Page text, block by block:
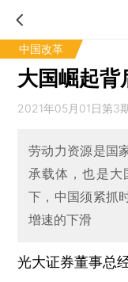
中国改革
大国崛起背
2021年05月01日第3
劳动力资源是国
承载体，也是大
下，中国须紧抓
增速的下滑
光大证券董事总